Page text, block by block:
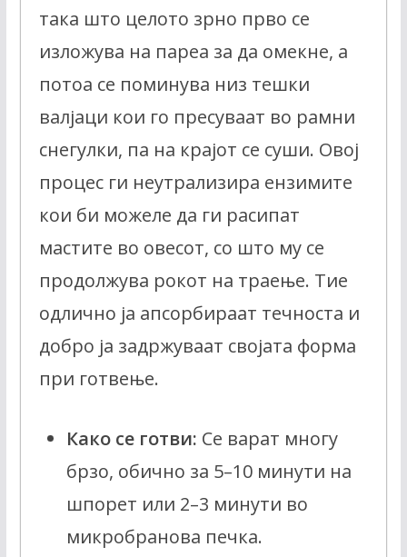
така што целото зрно прво се
изложува на пареа за да омекне, а
потоа се поминува низ тешки
валјаци кои го пресуваат во рамни
снегулки, па на крајот се суши. Овој
процес ги неутрализира ензимите
кои би можеле да ги расипат
мастите во овесот, со што му се
продолжува рокот на траење. Тие
одлично ја апсорбираат течноста и
добро ја задржуваат својата форма
при готвење.
Како се готви: Се варат многу
брзо, обично за 5–10 минути на
шпорет или 2–3 минути во
микробранова печка.